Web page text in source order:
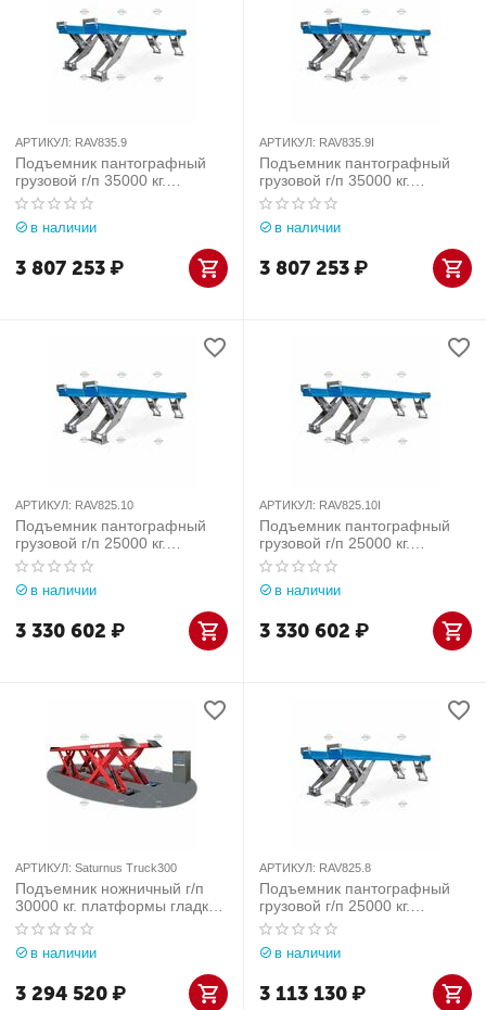
АРТИКУЛ: RAV835.9
Подъемник пантографный
грузовой г/п 35000 кг.
напольный, платформы
гладкие Ravaglioli (Италия)
арт. RAV835.9
в наличии
3 807 253₽
АРТИКУЛ: RAV835.9I
Подъемник пантографный
грузовой г/п 35000 кг.
заглубляемый, платформы
гладкие Ravaglioli (Италия)
арт. RAV835.9I
в наличии
3 807 253₽
АРТИКУЛ: RAV825.10
Подъемник пантографный
грузовой г/п 25000 кг.
напольный, платформы
гладкие Ravaglioli (Италия)
арт. RAV825.10
в наличии
3 330 602 ₽
АРТИКУЛ: RAV825.10I
Подъемник пантографный
грузовой г/п 25000 кг.
заглубляемый, платформы
гладкие Ravaglioli (Италия)
арт. RAV825.10I
в наличии
3 330 602 ₽
АРТИКУЛ: Saturnus Truck300
Подъемник ножничный г/п
30000 кг. платформы гладкие
Werther-OMA (Италия) арт.
Saturnus Truck300
в наличии
3 294 520₽
АРТИКУЛ: RAV825.8
Подъемник пантографный
грузовой г/п 25000 кг.
напольный, платформы
гладкие Ravaglioli (Италия)
арт. RAV825.8
в наличии
3 113 130₽